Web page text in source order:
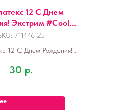
12 С Днем
Экстрим #Cool,
Ассорти
711446-25
12 С Днем Рождения!
30 р.